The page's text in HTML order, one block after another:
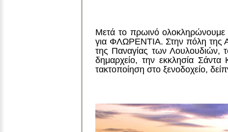
Μετά το πρωινό
για ΦΛΩΡΕΝΤΙΑ. Στην πόλη της
της Παναγίας των Λουλουδιών,
δημαρχείο, την εκκλησία
τακτοποίηση στο ξενοδοχείο,